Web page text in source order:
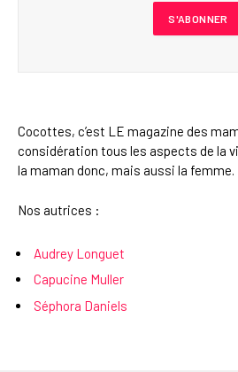
Cocottes, c’est LE magazine des
considération tous les aspects de la
la maman donc, mais aussi la femme.
Nos autrices :
Audrey Longuet
Capucine Muller
Séphora Daniels